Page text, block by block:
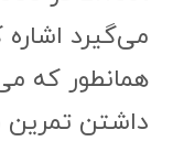
می‌گیرد
داشتن